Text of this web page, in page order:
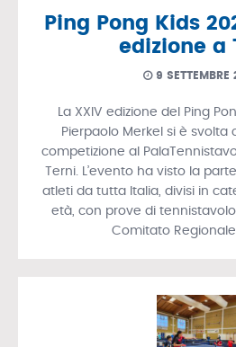
Ping Pong Kids
edizione a
9 SETTEMBRE
La XXIV edizione del Ping
Pierpaolo Merkel si è svolta
competizione al
Terni. L’evento ha visto la
atleti da tutta Italia, divisi in
età, con prove di tennistavolo
Comitato Regionale